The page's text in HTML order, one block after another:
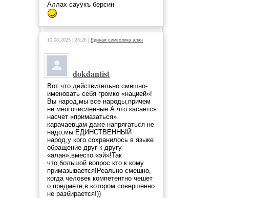
Аллах сауукъ берсин
10.08.2025 | 23:26 | Единая символика алан
dokdantist
Вот что действительно смешно-
именовать себя громко «нацией»!
Вы народ,мы все народы,причем
не многочисленные.А что касается
насчет «примазаться»
карачаевцам даже напрягаться не
надо,мы ЕДИНСТВЕННЫЙ
народ,у кого сохранилось в языке
обращение друг к другу
«алан»,вместо «эй»!Так
что,большой вопрос кто к кому
примазывается!Реально смешно,
когда человек компетентно чешет
о предмете,в котором совершенно
не разбирается!))